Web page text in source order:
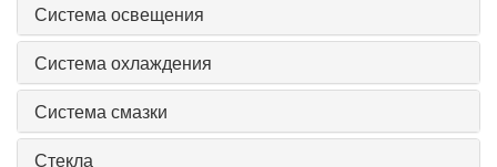
Система освещения
Система охлаждения
Система смазки
Стекла